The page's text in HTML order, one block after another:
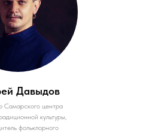
Давыдов
Самарского центра
культуры,
фольклорного